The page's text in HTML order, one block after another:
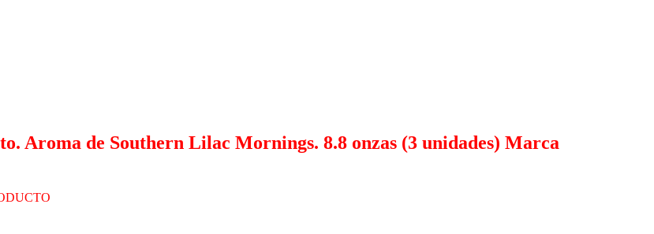
Aroma de Southern Lilac Mornings. 8.8 onzas (3 unidades) Marca